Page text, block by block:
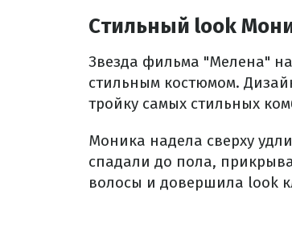
Стильный look
Звезда фильма "Мелена"
стильным костюмом.
тройку самых стильных
Моника надела сверху
спадали до пола,
волосы и довершила look